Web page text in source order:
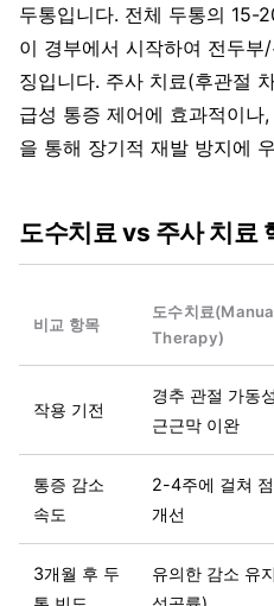
두통입니다. 전체 두통의 15-
이 경부에서 시작하여 전두
징입니다. 주사 치료(후관절
급성 통증 제어에 효과적이
을 통해 장기적 재발 방지에
도수치료 vs 주사 치료
비교 항목
도수치료
Therapy)
작용 기전
경추 관절 가동
근근막 이완
통증 감소
속도
2-4주에 걸쳐
개선
3개월 후 두
유의한 감소 유